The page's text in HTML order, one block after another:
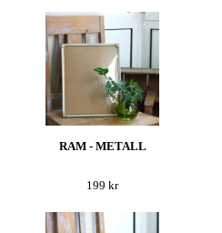
RAM - METALL
199 kr